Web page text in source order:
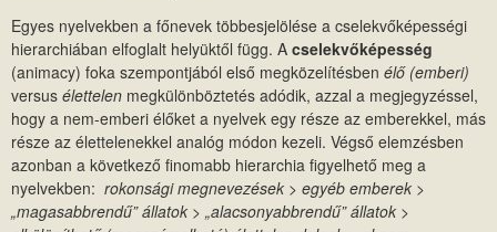
Egyes nyelvekben a főnevek többesjelölése a cselekvőképességi
hierarchiában elfoglalt helyüktől függ. A cselekvőképesség
(animacy) foka szempontjából első megközelítésben élő (emberi)
versus élettelen megkülönböztetés adódik, azzal a megjegyzéssel,
hogy a nem-emberi élőket a nyelvek egy része az emberekkel, más
része az élettelenekkel analóg módon kezeli. Végső elemzésben
azonban a következő finomabb hierarchia figyelhető meg a
nyelvekben: rokonsági megnevezések > egyéb emberek >
„magasabbrendű” állatok > „alacsonyabbrendű” állatok >